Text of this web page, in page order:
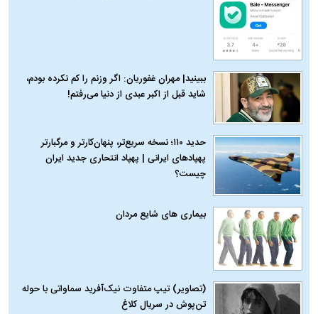
ببینید| مهران غفوریان: اگر وزنم را کم نکرده بودم،
شاید قبل از اکبر عبدی از دنیا می‌رفتم!
حدید ۱۱۰؛ نسخه سریع‌تر، پنهان‌کارتر و مرگبارتر
پهپادهای ایرانی | پهپاد انتحاری جدید ایران
چیست؟
بیماری‌ های شایع مردان
(تصاویر) تیپ متفاوت نیک‌آفرید سماواتی با حوله
تن‌پوش در سریال کلاغ